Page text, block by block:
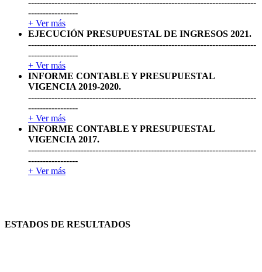
------------------------------------------------------------------------------
-----------------
+ Ver más
EJECUCIÓN PRESUPUESTAL DE INGRESOS 2021.
------------------------------------------------------------------------------
-----------------
+ Ver más
INFORME CONTABLE Y PRESUPUESTAL
VIGENCIA 2019-2020.
------------------------------------------------------------------------------
-----------------
+ Ver más
INFORME CONTABLE Y PRESUPUESTAL
VIGENCIA 2017.
------------------------------------------------------------------------------
-----------------
+ Ver más
ESTADOS DE RESULTADOS